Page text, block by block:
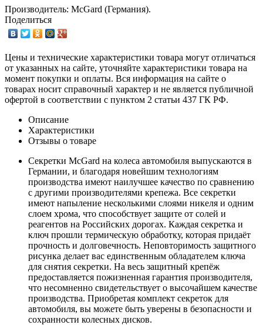
Производитель: McGard (Германия).
Поделиться
Цены и технические характеристики товара могут отличаться
от указанных на сайте, уточняйте характеристики товара на
момент покупки и оплаты. Вся информация на сайте о
товарах носит справочный характер и не является публичной
офертой в соответствии с пунктом 2 статьи 437 ГК РФ.
Описание
Характеристики
Отзывы о товаре
Секретки McGard на колеса автомобиля выпускаются в
Германии, и благодаря новейшим технологиям
производства имеют наилучшее качество по сравнению
с другими производителями крепежа. Все секретки
имеют напыление несколькими слоями никеля и одним
слоем хрома, что способствует защите от солей и
реагентов на Российских дорогах. Каждая секретка и
ключ прошли термическую обработку, которая придаёт
прочность и долговечность. Неповторимость защитного
рисунка делает вас единственным обладателем ключа
для снятия секретки. На весь защитный крепёж
предоставляется пожизненная гарантия производителя,
что несомненно свидетельствует о высочайшем качестве
производства. Приобретая комплект секреток для
автомобиля, вы можете быть уверены в безопасности и
сохранности колесных дисков.